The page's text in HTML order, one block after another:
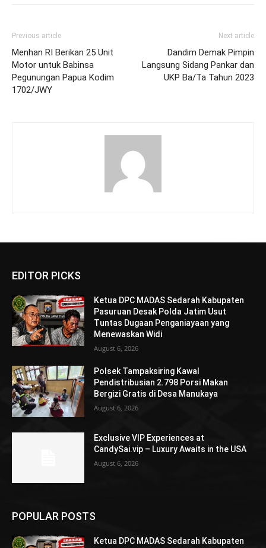
Previous article
Menhan RI Berikan 25 Unit
Motor untuk Babinsa
Pegunungan Papua Kodim
1702/JWY
Next article
Dandim Demak Pimpin
Langsung Sidang Pankar dan
UKP Ba/Ta Tahun 2023
EDITOR PICKS
Ketua DPC MADAS Sedarah Kabupaten
Pasuruan Desak Polda Jatim Usut
Tuntas Dugaan Penganiayaan yang
Menewaskan Widi
August 6, 2026
Polsek Tampaksiring Kawal
Pendistribusian 2.798 Porsi Makan
Bergizi Gratis di Desa Manukaya
August 6, 2026
Exclusive VIP Experiences at
CandySai.vip – Luxury Awaits in the USA
August 6, 2026
POPULAR POSTS
Ketua DPC MADAS Sedarah Kabupaten